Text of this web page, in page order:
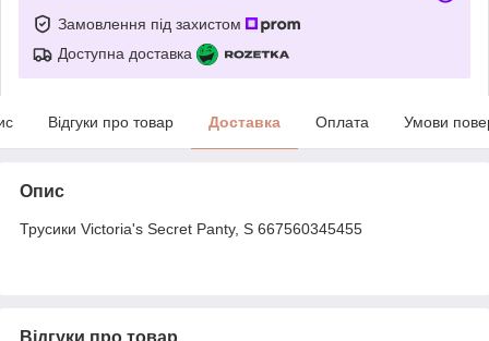
Замовлення під захистом
Доступна доставка
Відгуки про товар Доставка Оплата Умови
Опис
Трусики Victoria's Secret Panty, S 667560345455
Відгуки про товар